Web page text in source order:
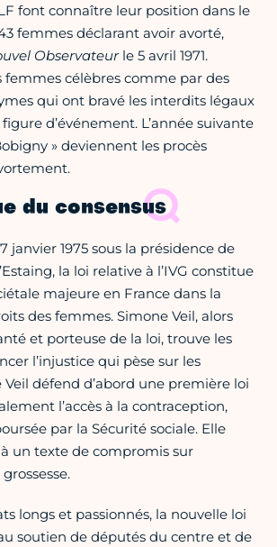
font connaître leur position dans le
femmes déclarant avoir avorté,
Observateurle 5 avril 1971.
femmes célèbres comme par des
qui ont bravé les interdits légaux
d’événement. L’année suivante
» deviennent les procès
du consensus
janvier 1975 sous la présidence de
la loi relative à l’IVG constitue
majeure en France dans la
des femmes. Simone Veil, alors
et porteuse de la loi, trouve les
l’injustice qui pèse sur les
défend d’abord une première loi
l’accès à la contraception,
par la Sécurité sociale. Elle
un texte de compromis sur
longs et passionnés, la nouvelle loi
soutien de députés du centre et de